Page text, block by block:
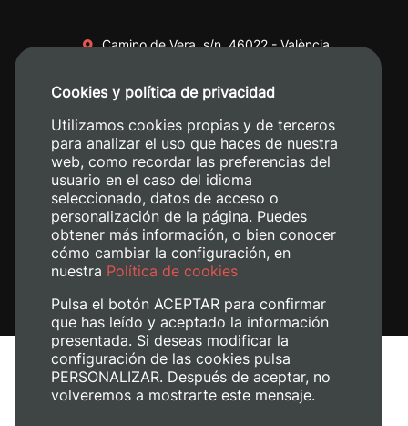
Camino de Vera, s/n. 46022 - València
+34 620 04 00 50
Avís legal
Política de cookies
Cookies y política de privacidad
Utilizamos cookies propias y de terceros
para analizar el uso que haces de nuestra
web, como recordar las preferencias del
usuario en el caso del idioma
seleccionado, datos de acceso o
personalización de la página. Puedes
obtener más información, o bien conocer
cómo cambiar la configuración, en
nuestra Política de cookies
Pulsa el botón ACEPTAR para confirmar
que has leído y aceptado la información
presentada. Si deseas modificar la
configuración de las cookies pulsa
PERSONALIZAR. Después de aceptar, no
volveremos a mostrarte este mensaje.